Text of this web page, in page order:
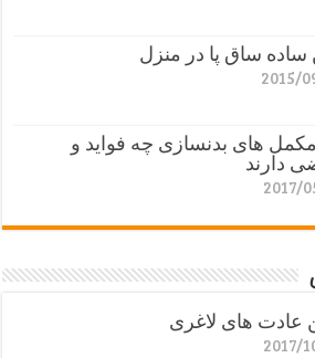
ساده ساق پا در منزل
2015/
مکمل های بدنسازی چه فواید و
دارند
2017/
عادت های لاغری
2017/